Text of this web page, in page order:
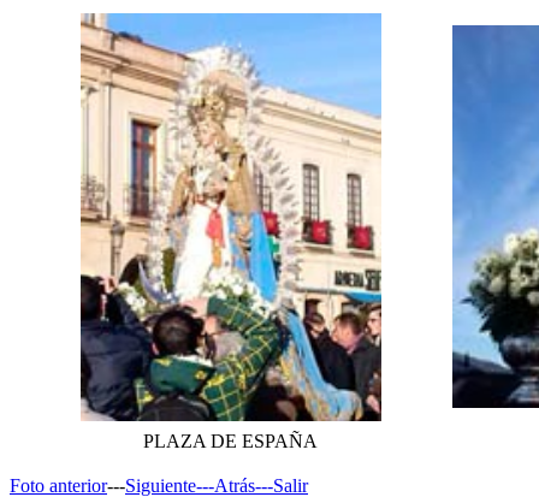
PLAZA DE ESPAÑA
Foto anterior---Siguiente---Atrás---Salir